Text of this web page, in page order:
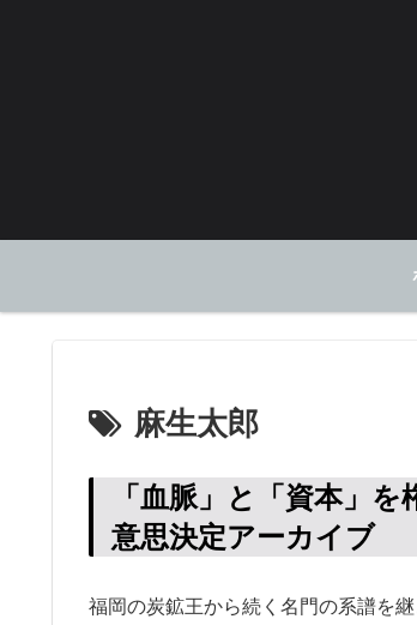
麻生太郎
「血脈」と「資本」
意思決定アーカイブ
福岡の炭鉱王から続く名門の系譜を